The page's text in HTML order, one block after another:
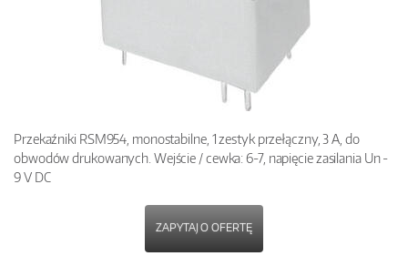
Przekaźniki RSM954, monostabilne, 1 zestyk przełączny, 3 A, do
obwodów drukowanych. Wejście / cewka: 6-7, napięcie zasilania Un -
9 V DC
ZAPYTAJ O OFERTĘ